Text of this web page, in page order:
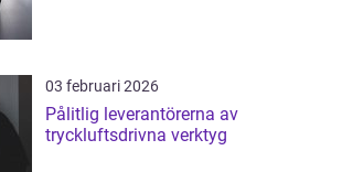
03 februari 2026
Pålitlig leverantörerna av
tryckluftsdrivna verktyg